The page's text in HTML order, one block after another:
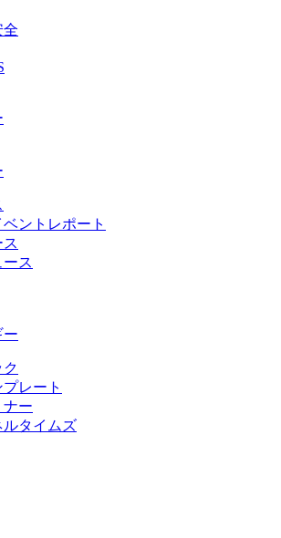
全
ントレポート
ス
ー
ク
レート
ナー
ルタイムズ